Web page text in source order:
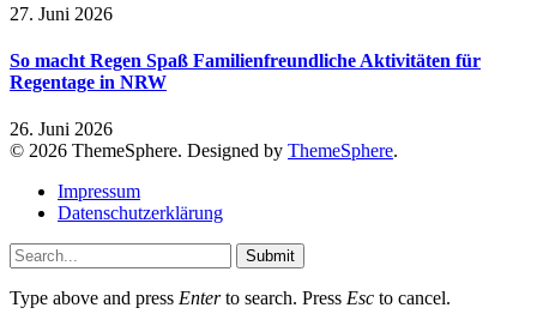
27. Juni 2026
So macht Regen Spaß Familienfreundliche Aktivitäten für
Regentage in NRW
26. Juni 2026
© 2026 ThemeSphere. Designed by ThemeSphere.
Impressum
Datenschutzerklärung
Submit
Type above and press Enterto search. Press Esc to cancel.